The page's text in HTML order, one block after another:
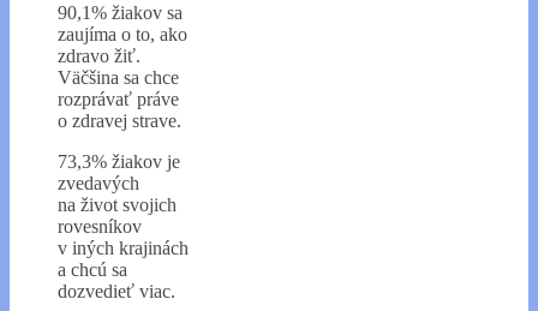
90,1% žiakov sa
zaujíma o to, ako
zdravo žiť.
Väčšina sa chce
rozprávať práve
o zdravej strave.
73,3% žiakov je
zvedavých
na život svojich
rovesníkov
v iných krajinách
a chcú sa
dozvedieť viac.